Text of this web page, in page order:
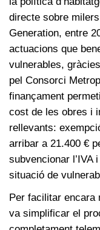
directe sobre
Generation, entre
actuacions que
vulnerables,
pel Consorci
finançament
cost de les obres i
rellevants:
arribar a 21.400 €
subvencionar l’IVA
situació de
Per facilitar encara
va simplificar el